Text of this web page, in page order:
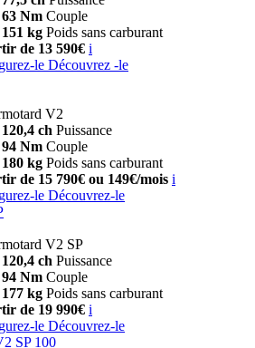
63 Nm Couple
151 kg Poids sans carburant
de 13 590€ i
le Découvrez -le
V2
120,4 ch Puissance
94 Nm Couple
180 kg Poids sans carburant
de 15 790€ ou 149€/mois i
le Découvrez-le
V2 SP
120,4 ch Puissance
94 Nm Couple
177 kg Poids sans carburant
de 19 990€ i
le Découvrez-le
SP 100